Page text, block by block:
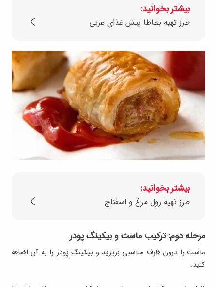
بیشتر بخوانید:
طرز تهیه بطاطا پیش غذای عربی
بیشتر بخوانید:
طرز تهیه رول مرغ و اسفناج
مرحله دوم: ترکیب ماست و بیکینگ پودر
ماست را درون ظرف مناسبی بریزید و بیکینگ پودر را به آن اضافه
کنید.